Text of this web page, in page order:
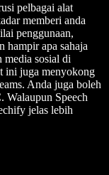
pelbagai alat
memberi anda
penggunaan,
hampir apa sahaja
media sosial di
ini juga menyokong
Anda juga boleh
Walaupun Speech
jelas lebih